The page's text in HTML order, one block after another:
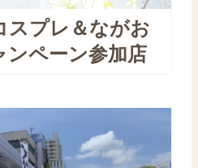
プレ＆ながお
ンペーン参加店